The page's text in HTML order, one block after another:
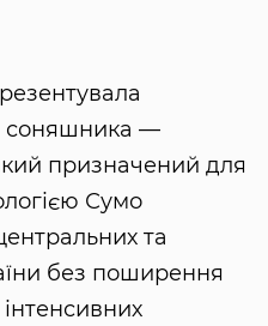
соняшника —
призначений для
Сумо
та
без поширення